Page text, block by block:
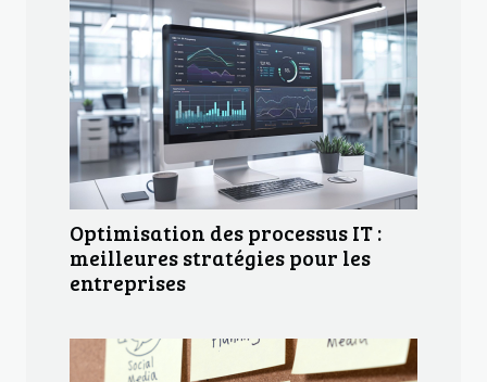
Optimisation des processus IT :
meilleures stratégies pour les
entreprises